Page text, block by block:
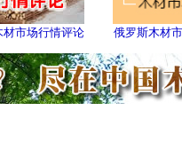
材市场行情评论 俄罗斯木材